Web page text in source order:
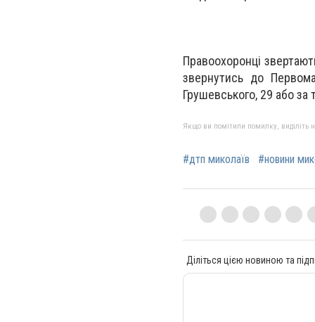
Правоохоронці
звернутись до
Грушевського, 29 або
Якщо ви помітили помилку, виділіть
#дтп миколаїв #новини
Діліться цією новиною та